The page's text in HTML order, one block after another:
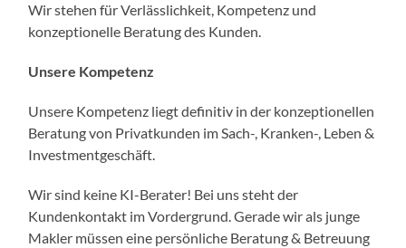
Wir stehen für Verlässlichkeit, Kompetenz und
konzeptionelle Beratung des Kunden.
Unsere Kompetenz
Unsere Kompetenz liegt definitiv in der konzeptionellen
Beratung von Privatkunden im Sach-, Kranken-, Leben &
Investmentgeschäft.
Wir sind keine KI-Berater! Bei uns steht der
Kundenkontakt im Vordergrund. Gerade wir als junge
Makler müssen eine persönliche Beratung & Betreuung